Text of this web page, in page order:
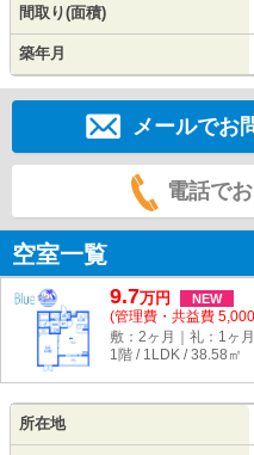
間取り(面積)
築年月
メールでお
電話で
空室一覧
9.7万円 NEW
(管理費・共益費
敷：2ヶ月｜礼：1ヶ月
1階 / 1LDK / 38.58㎡
所在地